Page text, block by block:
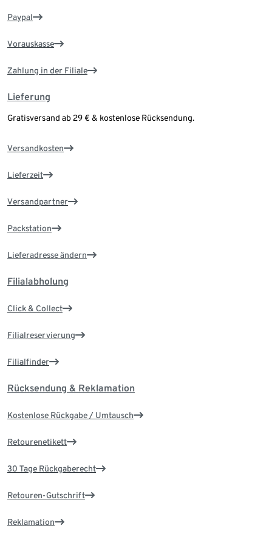
Paypal
Vorauskasse
Zahlung in der Filiale
Lieferung
Gratisversand ab 29 € & kostenlose Rücksendung.
Versandkosten
Lieferzeit
Versandpartner
Packstation
Lieferadresse ändern
Filialabholung
Click & Collect
Filialreservierung
Filialfinder
Rücksendung & Reklamation
Kostenlose Rückgabe / Umtausch
Retourenetikett
30 Tage Rückgaberecht
Retouren-Gutschrift
Reklamation